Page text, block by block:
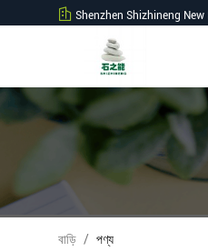
Shenzhen Shizhineng
বাড়ি / পণ্য